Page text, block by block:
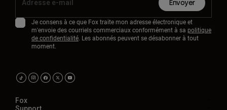
Envoyer
Je consens à ce que Fox traite mon adresse électronique et
m'envoie des courriels commerciaux conformément à sa politique
de confidentialité. Les abonnés peuvent se désabonner à tout
moment.
Fox